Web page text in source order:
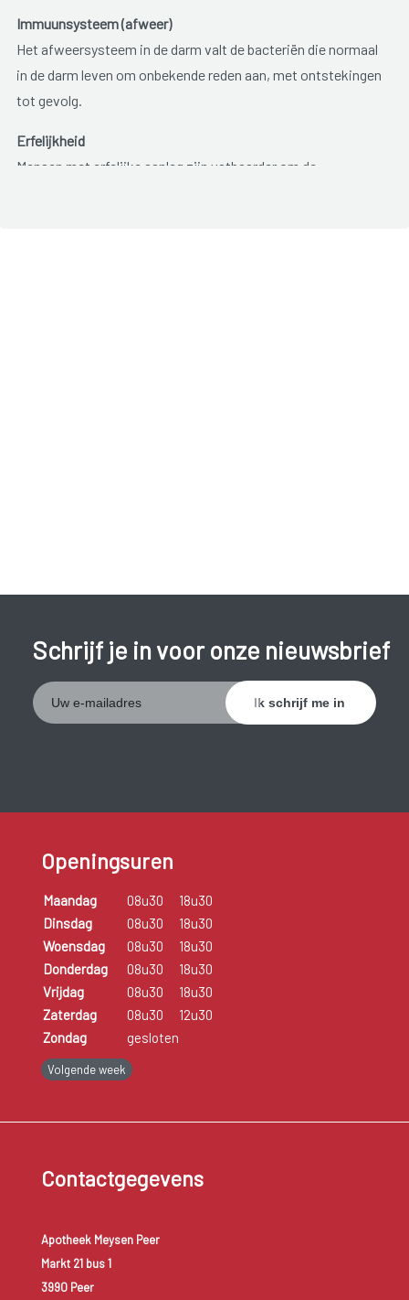
Immuunsysteem (afweer)
Het afweersysteem in de darm valt de bacteriën die normaal
in de darm leven om onbekende reden aan, met ontstekingen
tot gevolg.
Erfelijkheid
Mensen met erfelijke aanleg zijn vatbaarder om de
Schrijf je in voor onze nieuwsbrief
Openingsuren
Maandag 08u30
18u30
Dinsdag
08u30
18u30
Woensdag
08u30
18u30
Donderdag
08u30
18u30
Vrijdag
08u30
18u30
Zaterdag
08u30
12u30
Zondag
gesloten
Volgende week
Contactgegevens
Apotheek Meysen Peer
Markt 21 bus 1
3990 Peer